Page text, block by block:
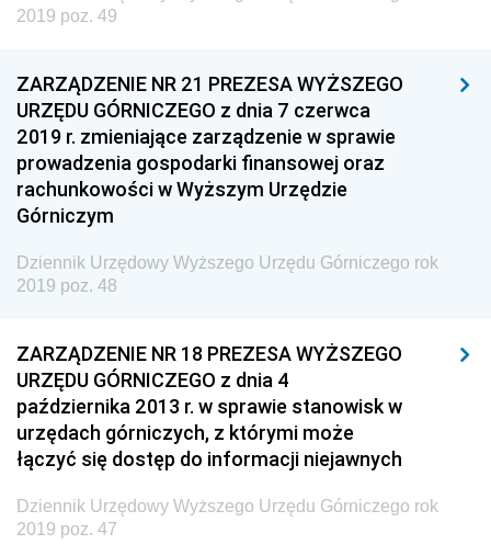
z 17 czerwca 2019 pozycje 51-52
z 14 czerwca 2019 pozycja 50
z 13 czerwca 2019 pozycja 49
z 7 czerwca 2019 pozycja 48
z 27 maja 2019 pozycja 47
z 24 maja 2019 pozycje 38-46
z 20 maja 2019 pozycja 37
z 30 kwietnia 2019 pozycje 33-35
z 29 kwietnia 2019 pozycje 30-32
z 16 kwietnia 2019 pozycje 26-29
z 3 kwietnia 2019 pozycje 23-24
2019 poz. 49
ZARZĄDZENIE NR 21 PREZESA WYŻSZEGO
URZĘDU GÓRNICZEGO z dnia 7 czerwca
2019 r. zmieniające zarządzenie w sprawie
prowadzenia gospodarki finansowej oraz
rachunkowości w Wyższym Urzędzie
Górniczym
Dziennik Urzędowy Wyższego Urzędu Górniczego rok
2019 poz. 48
ZARZĄDZENIE NR 18 PREZESA WYŻSZEGO
URZĘDU GÓRNICZEGO z dnia 4
października 2013 r. w sprawie stanowisk w
urzędach górniczych, z którymi może
łączyć się dostęp do informacji niejawnych
Dziennik Urzędowy Wyższego Urzędu Górniczego rok
2019 poz. 47